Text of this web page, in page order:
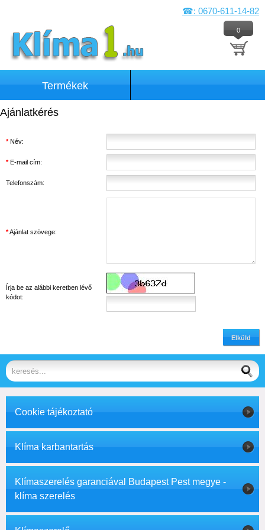
☎: 0670-611-14-82
0
Termékek
Ajánlatkérés
*Név:
*E-mail cím:
Telefonszám:
*Ajánlat szövege:
Írja be az alábbi keretben lévő
kódot:
Elküld
Cookie tájékoztató
Klíma karbantartás
Klímaszerelés garanciával Budapest Pest megye -
klíma szerelés